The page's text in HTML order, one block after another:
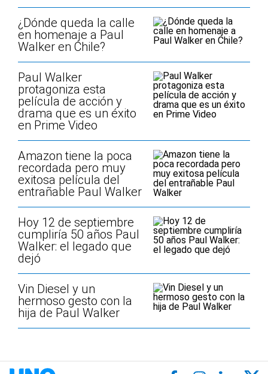
¿Dónde queda la calle
en homenaje a Paul
Walker en Chile?
Paul Walker
protagoniza esta
película de acción y
drama que es un éxito
en Prime Video
Amazon tiene la poca
recordada pero muy
exitosa película del
entrañable Paul Walker
Hoy 12 de septiembre
cumpliría 50 años Paul
Walker: el legado que
dejó
Vin Diesel y un
hermoso gesto con la
hija de Paul Walker